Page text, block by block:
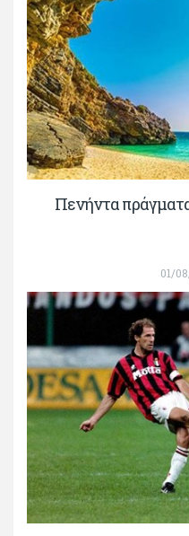
Πενήντα
01/